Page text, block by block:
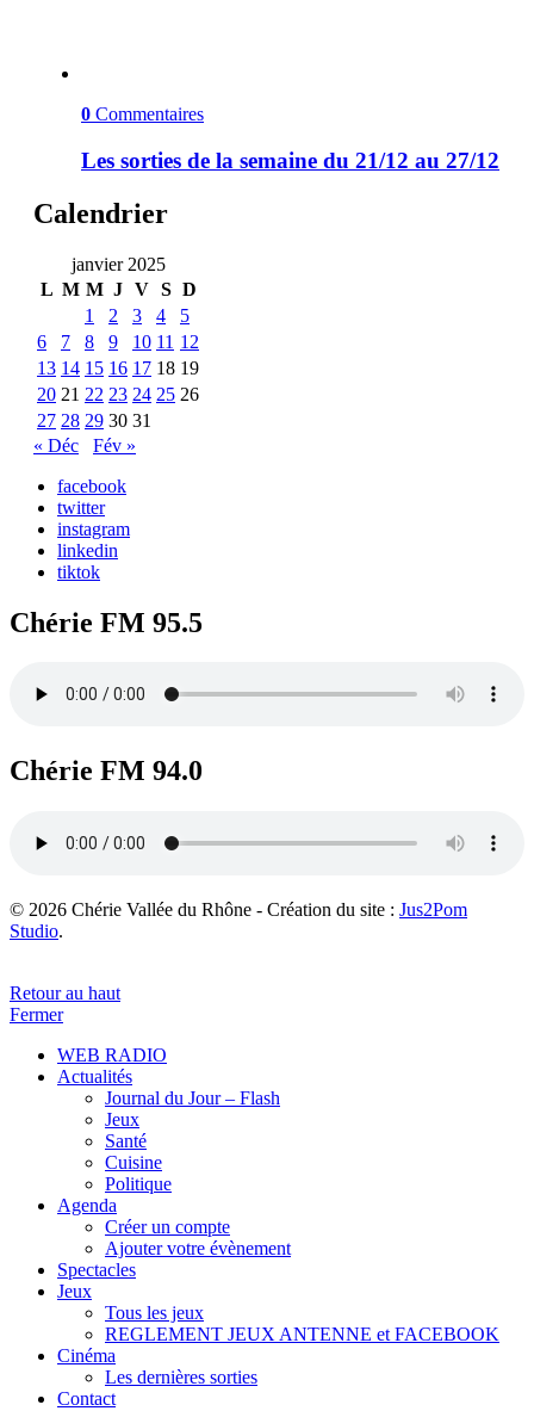
0 Commentaires
Les sorties de la semaine du 21/12 au 27/12
Calendrier
janvier 2025
L M M J V S D
1
2 3 4
5
6
7 8 9 10 11 12
13 14 15 16 17 18 19
20 21 22 23 24 25 26
27 28 29 30 31
« Déc
Fév »
facebook
twitter
instagram
linkedin
tiktok
Chérie FM 95.5
Chérie FM 94.0
© 2026 Chérie Vallée du Rhône - Création du site : Jus2Pom
Studio.
Retour au haut
Fermer
WEB RADIO
Actualités
Journal du Jour – Flash
Jeux
Santé
Cuisine
Politique
Agenda
Créer un compte
Ajouter votre évènement
Spectacles
Jeux
Tous les jeux
REGLEMENT JEUX ANTENNE et FACEBOOK
Cinéma
Les dernières sorties
Contact